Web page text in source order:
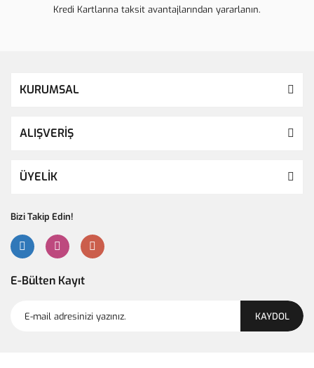
Kredi Kartlarına taksit avantajlarından yararlanın.
KURUMSAL
ALIŞVERİŞ
ÜYELİK
Bizi Takip Edin!
E-Bülten Kayıt
KAYDOL